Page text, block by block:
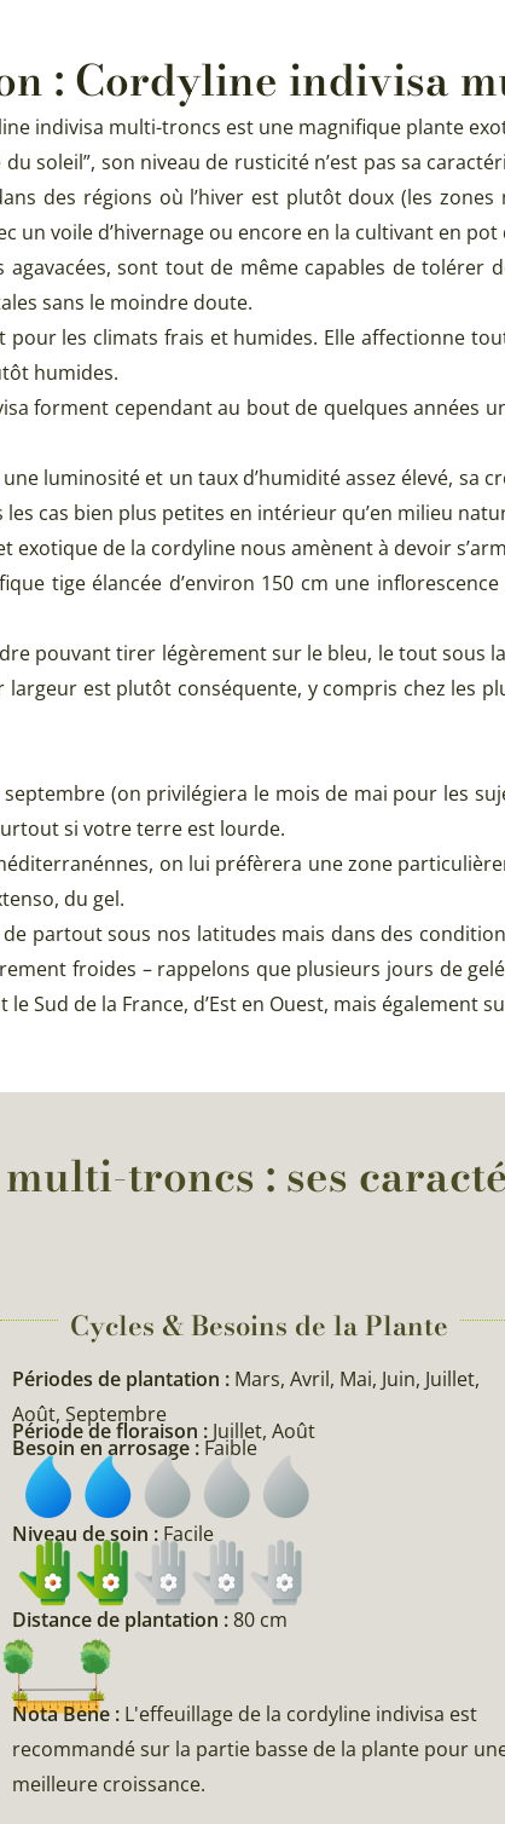
: Cordyline indivisa
indivisa multi-troncs est une magnifique plante
soleil”, son niveau de rusticité n’est pas sa
des régions où l’hiver est plutôt doux (les
un voile d’hivernage ou encore en la cultivant en
sont tout de même capables de
sans le moindre doute.
les climats frais et humides. Elle affectionne
humides.
forment cependant au bout de quelques années
luminosité et un taux d’humidité assez élevé, sa
cas bien plus petites en intérieur qu’en milieu
de la cordyline nous amènent à devoir
tige élancée d’environ 150 cm une
pouvant tirer légèrement sur le bleu, le tout sous
est plutôt conséquente, y compris chez les
(on privilégiera le mois de mai pour les
si votre terre est lourde.
on lui préfèrera une zone
du gel.
partout sous nos latitudes mais dans des
froides – rappelons que plusieurs jours de
Sud de la France, d’Est en Ouest, mais
troncs : ses
Cycles & Besoins de la Plante​
Périodes de plantation : Mars, Avril, Mai, Juin, Juillet,
Août, Septembre
Période de floraison : Juillet, Août
Besoin en arrosage : Faible
Niveau de soin :Facile
Distance de plantation :80 cm
Nota Bene : L'effeuillage de la cordyline indivisa est
recommandé sur la partie basse de la plante pour
meilleure croissance.